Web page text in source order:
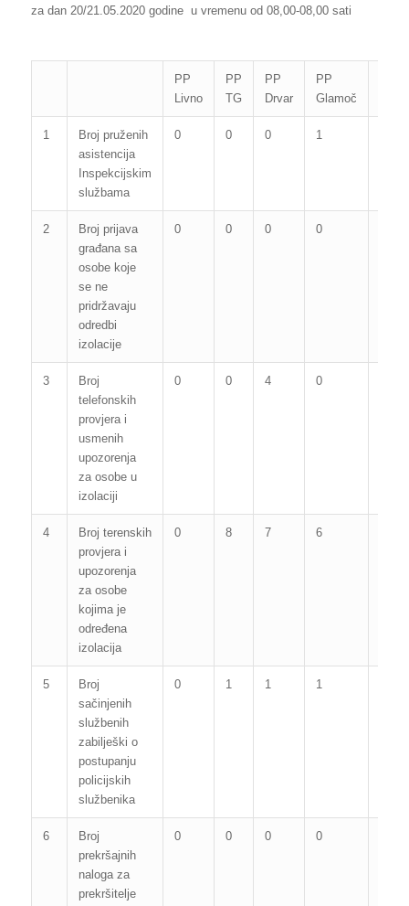
za dan 20/21.05.2020 godine u vremenu od 08,00-08,00 sati
PP
Livno
PP
TG
PP
Drvar
PP
Glamoč
1
Broj pruženih
asistencija
Inspekcijskim
službama
0 0 0 1
2
Broj prijava
građana sa
osobe koje
se ne
pridržavaju
odredbi
izolacije
0 0 0 0
3
Broj
telefonskih
provjera i
usmenih
upozorenja
za osobe u
izolaciji
0 0 4 0
4
Broj terenskih
provjera i
upozorenja
za osobe
kojima je
određena
izolacija
0 8 7 6
5
Broj
sačinjenih
službenih
zabilješki o
postupanju
policijskih
službenika
0 1 1 1
6
Broj
prekršajnih
naloga za
prekršitelje
0 0 0 0